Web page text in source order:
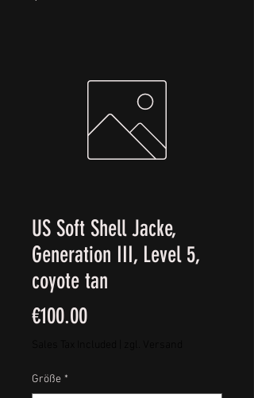
US Soft Shell Jacke,
Generation III, Level 5,
coyote tan
€100.00Price
Größe *